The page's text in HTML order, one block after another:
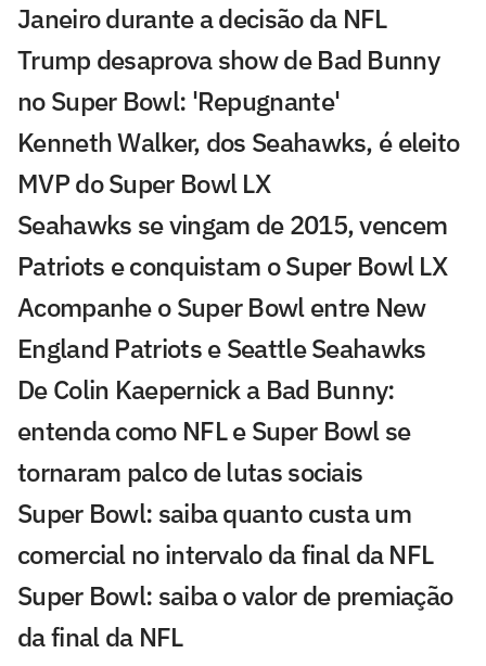
Janeiro durante a decisão da NFL
Trump desaprova show de Bad Bunny
no Super Bowl: 'Repugnante'
Kenneth Walker, dos Seahawks, é eleito
MVP do Super Bowl LX
Seahawks se vingam de 2015, vencem
Patriots e conquistam o Super Bowl LX
Acompanhe o Super Bowl entre New
England Patriots e Seattle Seahawks
De Colin Kaepernick a Bad Bunny:
entenda como NFL e Super Bowl se
tornaram palco de lutas sociais
Super Bowl: saiba quanto custa um
comercial no intervalo da final da NFL
Super Bowl: saiba o valor de premiação
da final da NFL